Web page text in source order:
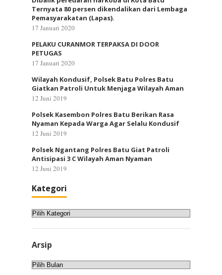
Ternyata 80 persen dikendalikan dari Lembaga
Pemasyarakatan (Lapas).
17 Januari 2020
PELAKU CURANMOR TERPAKSA DI DOOR
PETUGAS
17 Januari 2020
Wilayah Kondusif, Polsek Batu Polres Batu
Giatkan Patroli Untuk Menjaga Wilayah Aman
12 Juni 2019
Polsek Kasembon Polres Batu Berikan Rasa
Nyaman Kepada Warga Agar Selalu Kondusif
12 Juni 2019
Polsek Ngantang Polres Batu Giat Patroli
Antisipasi 3 C Wilayah Aman Nyaman
12 Juni 2019
Kategori
Kategori
Arsip
Arsip